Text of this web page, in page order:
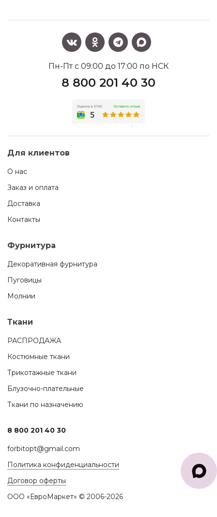
Пн-Пт с 09:00 до 17:00 по НСК
8 800 201 40 30
Для клиентов
О нас
Заказ и оплата
Доставка
Контакты
Фурнитура
Декоративная фурнитура
Пуговицы
Молнии
Ткани
РАСПРОДАЖА
Костюмные ткани
Трикотажные ткани
Блузочно-плательные
Ткани по назначению
8 800 201 40 30
forbitopt@gmail.com
Политика конфиденциальности
Договор оферты
ООО «ЕвроМаркет» © 2006-2026